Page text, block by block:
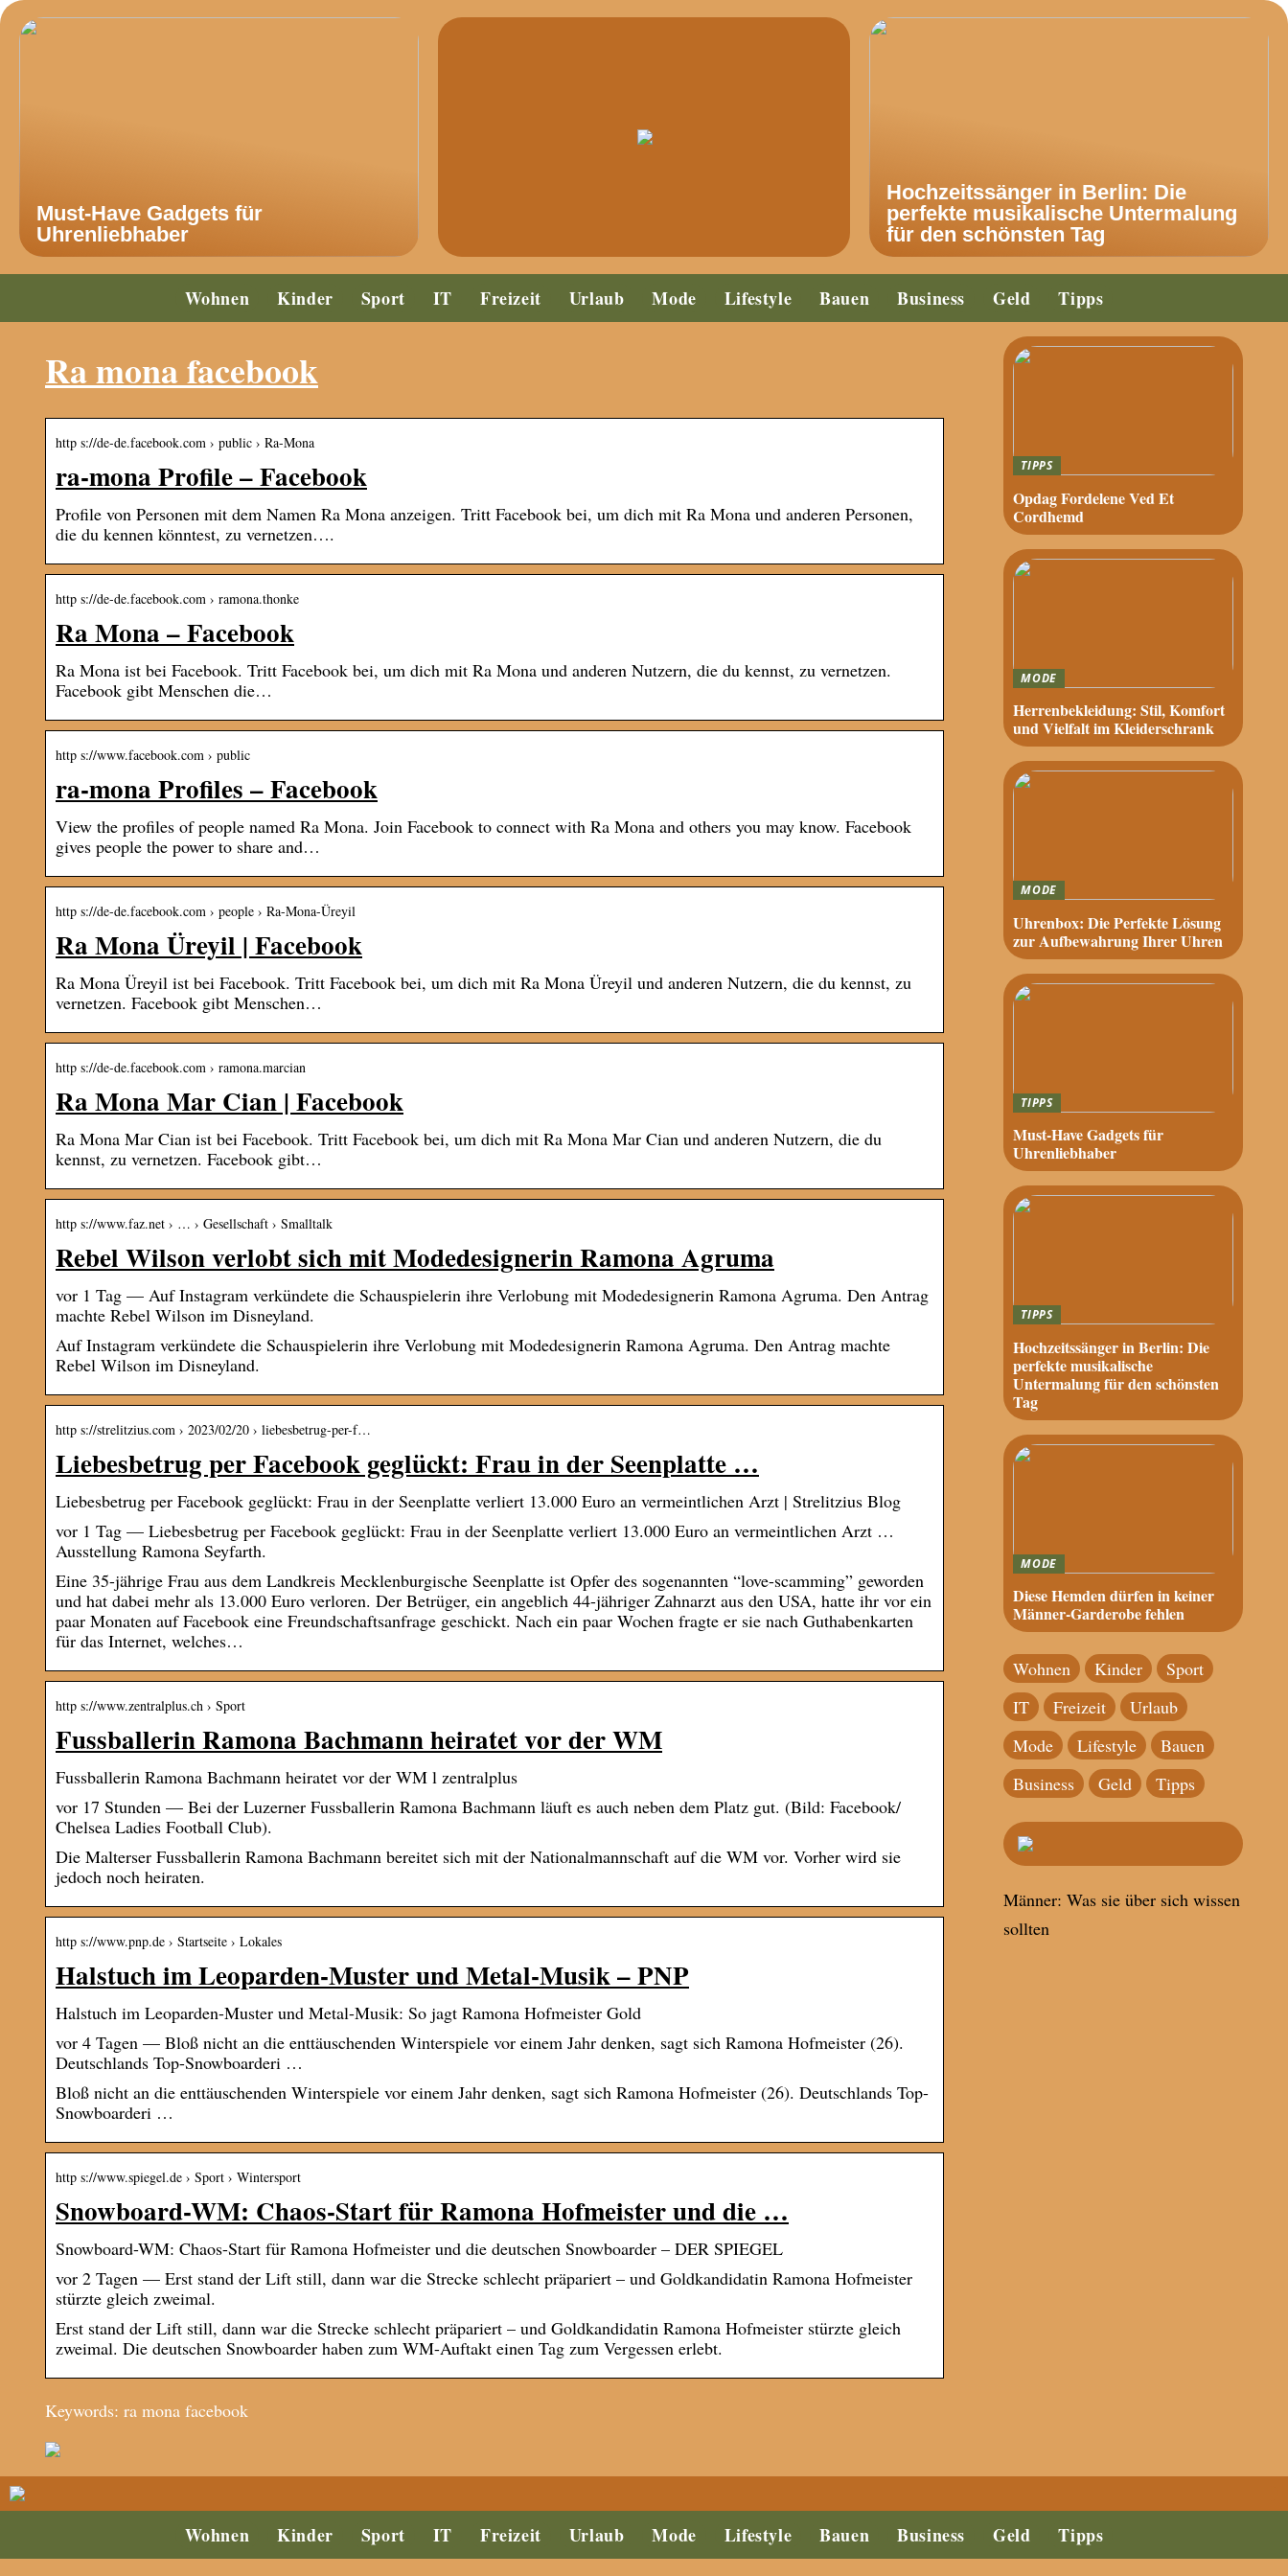
Must-Have Gadgets für
Uhrenliebhaber
Hochzeitssänger in Berlin: Die
perfekte musikalische Untermalung
für den schönsten Tag
Wohnen Kinder Sport IT Freizeit Urlaub Mode Lifestyle Bauen Business Geld Tipps
Ra mona facebook
http s://de-de.facebook.com › public › Ra-Mona
ra-mona Profile – Facebook
Profile von Personen mit dem Namen Ra Mona anzeigen. Tritt Facebook bei, um dich mit Ra Mona und anderen Personen,
die du kennen könntest, zu vernetzen….
http s://de-de.facebook.com › ramona.thonke
Ra Mona – Facebook
Ra Mona ist bei Facebook. Tritt Facebook bei, um dich mit Ra Mona und anderen Nutzern, die du kennst, zu vernetzen.
Facebook gibt Menschen die…
http s://www.facebook.com › public
ra-mona Profiles – Facebook
View the profiles of people named Ra Mona. Join Facebook to connect with Ra Mona and others you may know. Facebook
gives people the power to share and…
http s://de-de.facebook.com › people › Ra-Mona-Üreyil
Ra Mona Üreyil | Facebook
Ra Mona Üreyil ist bei Facebook. Tritt Facebook bei, um dich mit Ra Mona Üreyil und anderen Nutzern, die du kennst, zu
vernetzen. Facebook gibt Menschen…
http s://de-de.facebook.com › ramona.marcian
Ra Mona Mar Cian | Facebook
Ra Mona Mar Cian ist bei Facebook. Tritt Facebook bei, um dich mit Ra Mona Mar Cian und anderen Nutzern, die du
kennst, zu vernetzen. Facebook gibt…
http s://www.faz.net › … › Gesellschaft › Smalltalk
Rebel Wilson verlobt sich mit Modedesignerin Ramona Agruma
vor 1 Tag — Auf Instagram verkündete die Schauspielerin ihre Verlobung mit Modedesignerin Ramona Agruma. Den Antrag
machte Rebel Wilson im Disneyland.
Auf Instagram verkündete die Schauspielerin ihre Verlobung mit Modedesignerin Ramona Agruma. Den Antrag machte
Rebel Wilson im Disneyland.
http s://strelitzius.com › 2023/02/20 › liebesbetrug-per-f…
Liebesbetrug per Facebook geglückt: Frau in der Seenplatte …
Liebesbetrug per Facebook geglückt: Frau in der Seenplatte verliert 13.000 Euro an vermeintlichen Arzt | Strelitzius Blog
vor 1 Tag — Liebesbetrug per Facebook geglückt: Frau in der Seenplatte verliert 13.000 Euro an vermeintlichen Arzt …
Ausstellung Ramona Seyfarth.
Eine 35-jährige Frau aus dem Landkreis Mecklenburgische Seenplatte ist Opfer des sogenannten “love-scamming” geworden
und hat dabei mehr als 13.000 Euro verloren. Der Betrüger, ein angeblich 44-jähriger Zahnarzt aus den USA, hatte ihr vor ein
paar Monaten auf Facebook eine Freundschaftsanfrage geschickt. Nach ein paar Wochen fragte er sie nach Guthabenkarten
für das Internet, welches…
http s://www.zentralplus.ch › Sport
Fussballerin Ramona Bachmann heiratet vor der WM
Fussballerin Ramona Bachmann heiratet vor der WM l zentralplus
vor 17 Stunden — Bei der Luzerner Fussballerin Ramona Bachmann läuft es auch neben dem Platz gut. (Bild: Facebook/
Chelsea Ladies Football Club).
Die Malterser Fussballerin Ramona Bachmann bereitet sich mit der Nationalmannschaft auf die WM vor. Vorher wird sie
jedoch noch heiraten.
http s://www.pnp.de › Startseite › Lokales
Halstuch im Leoparden-Muster und Metal-Musik – PNP
Halstuch im Leoparden-Muster und Metal-Musik: So jagt Ramona Hofmeister Gold
vor 4 Tagen — Bloß nicht an die enttäuschenden Winterspiele vor einem Jahr denken, sagt sich Ramona Hofmeister (26).
Deutschlands Top-Snowboarderi …
Bloß nicht an die enttäuschenden Winterspiele vor einem Jahr denken, sagt sich Ramona Hofmeister (26). Deutschlands Top-
Snowboarderi …
http s://www.spiegel.de › Sport › Wintersport
Snowboard-WM: Chaos-Start für Ramona Hofmeister und die …
Snowboard-WM: Chaos-Start für Ramona Hofmeister und die deutschen Snowboarder – DER SPIEGEL
vor 2 Tagen — Erst stand der Lift still, dann war die Strecke schlecht präpariert – und Goldkandidatin Ramona Hofmeister
stürzte gleich zweimal.
Erst stand der Lift still, dann war die Strecke schlecht präpariert – und Goldkandidatin Ramona Hofmeister stürzte gleich
zweimal. Die deutschen Snowboarder haben zum WM-Auftakt einen Tag zum Vergessen erlebt.
Keywords: ra mona facebook
TIPPS
Opdag Fordelene Ved Et
Cordhemd
MODE
Herrenbekleidung: Stil, Komfort
und Vielfalt im Kleiderschrank
MODE
Uhrenbox: Die Perfekte Lösung
zur Aufbewahrung Ihrer Uhren
TIPPS
Must-Have Gadgets für
Uhrenliebhaber
TIPPS
Hochzeitssänger in Berlin: Die
perfekte musikalische
Untermalung für den schönsten
Tag
MODE
Diese Hemden dürfen in keiner
Männer-Garderobe fehlen
Wohnen Kinder
Sport
IT
Freizeit
Urlaub
Mode
Lifestyle
Bauen
Business
Geld Tipps
Männer: Was sie über sich wissen
sollten
Wohnen Kinder Sport IT Freizeit Urlaub Mode Lifestyle Bauen Business Geld Tipps